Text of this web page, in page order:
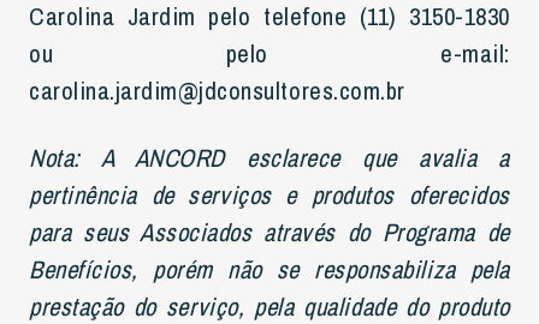
Carolina Jardim pelo telefone (11) 3150-1830
ou pelo e-mail:
carolina.jardim@jdconsultores.com.br
Nota: A ANCORD esclarece que avalia a
pertinência de serviços e produtos oferecidos
para seus Associados através do Programa de
Benefícios, porém não se responsabiliza pela
prestação do serviço, pela qualidade do produto